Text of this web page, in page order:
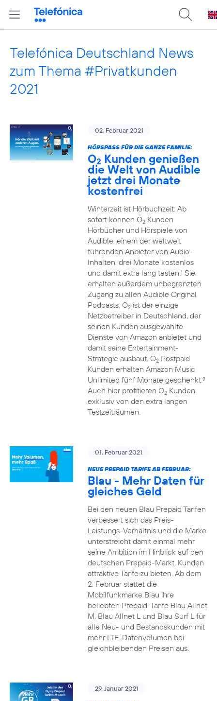
Telefónica Deutschland News
zum Thema #Privatkunden
2021
02. Februar 2021
HÖRSPASS FÜR DIE GANZE FAMILIE:
O2 Kunden genießen
die Welt von Audible
jetzt drei Monate
kostenfrei
Winterzeit ist Hörbuchzeit: Ab
sofort können O2Kunden
Hörbücher und Hörspiele von
Audible, einem der weltweit
führenden Anbieter von Audio-
Inhalten, drei Monate kostenlos
und damit extra lang testen.1 Sie
erhalten außerdem unbegrenzten
Zugang zu allen Audible Original
Podcasts. O2ist der einzige
Netzbetreiber in Deutschland, der
seinen Kunden ausgewählte
Dienste von Amazon anbietet und
damit seine Entertainment-
Strategie ausbaut. O2Postpaid
Kunden erhalten Amazon Music
Unlimited fünf Monate geschenkt.2
Auch hier profitieren O2Kunden
exklusiv von den extra langen
Testzeiträumen.
01. Februar 2021
NEUE PREPAID TARIFE AB FEBRUAR:
Blau - Mehr Daten für
gleiches Geld
Bei den neuen Blau Prepaid Tarifen
verbessert sich das Preis-
Leistungs-Verhältnis und die Marke
unterstreicht damit einmal mehr
seine Ambition im Hinblick auf den
deutschen Prepaid-Markt, Kunden
attraktive Tarife zu bieten. Ab dem
2. Februar stattet die
Mobilfunkmarke Blau ihre
beliebten Prepaid-Tarife Blau Allnet
M, Blau Allnet L und Blau Surf L für
alle Neu- und Bestandskunden mit
mehr LTE-Datenvolumen bei
gleichbleibenden Preisen aus.
29. Januar 2021